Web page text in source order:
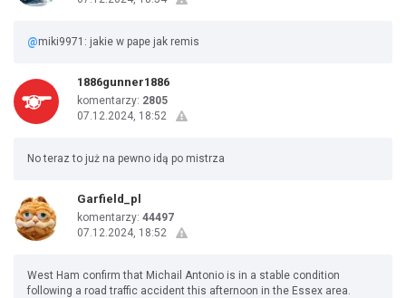
@miki9971: jakie w pape jak remis
1886gunner1886
komentarzy: 2805
07.12.2024, 18:52
No teraz to już na pewno idą po mistrza
Garfield_pl
komentarzy: 44497
07.12.2024, 18:52
West Ham confirm that Michail Antonio is in a stable condition
following a road traffic accident this afternoon in the Essex area.